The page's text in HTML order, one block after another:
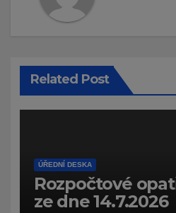
Related Post
ÚŘEDNÍ DESKA
Rozpočtové
ze dne 14.7.2026